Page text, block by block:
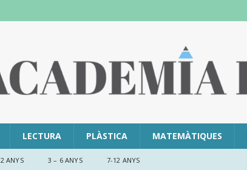
LECTURA PLÀSTICA MATEMÀTIQUES
2 ANYS 3 – 6 ANYS 7-12 ANYS